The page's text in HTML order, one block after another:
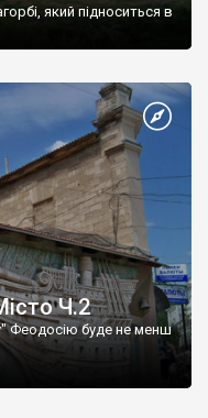
який підноситься в
Ч.2
Феодосію буде не менш